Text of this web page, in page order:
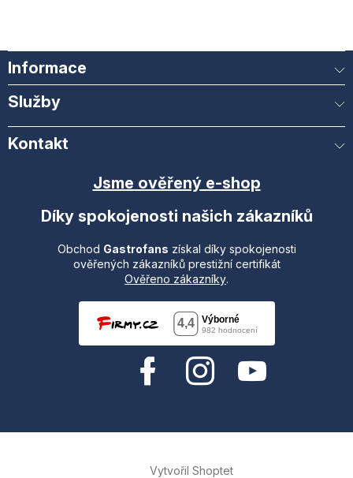
Informace
Služby
Kontakt
Jsme ověřený e-shop
Díky spokojenosti našich zákazníků
Obchod Gastrofans získal díky spokojenosti
ověřených zákazníků prestižní certifikát
Ověřeno zákazníky.
Vytvořil Shoptet